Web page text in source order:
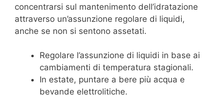
concentrarsi sul mantenimento dell’idratazione
attraverso un’assunzione regolare di liquidi,
anche se non si sentono assetati.
Regolare l’assunzione di liquidi in base ai
cambiamenti di temperatura stagionali.
In estate, puntare a bere più acqua e
bevande elettrolitiche.